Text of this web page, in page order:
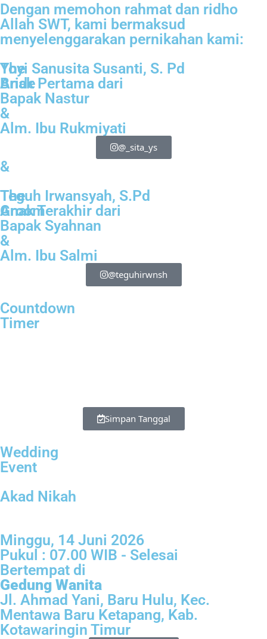
Dengan memohon rahmat dan ridho
Allah SWT, kami bermaksud
menyelenggarakan pernikahan kami:
The
Bride
Yoyi Sanusita Susanti, S. Pd
Anak Pertama dari
Bapak Nastur
&
Alm. Ibu Rukmiyati
@_sita_ys
&
The
Groom
Teguh Irwansyah, S.Pd
Anak Terakhir dari
Bapak Syahnan
&
Alm. Ibu Salmi
@teguhirwnsh
Countdown
Timer
Simpan Tanggal
Wedding
Event
Akad Nikah
Minggu, 14 Juni 2026
Pukul : 07.00 WIB - Selesai
Bertempat di
Gedung Wanita
Jl. Ahmad Yani, Baru Hulu, Kec.
Mentawa Baru Ketapang, Kab.
Kotawaringin Timur